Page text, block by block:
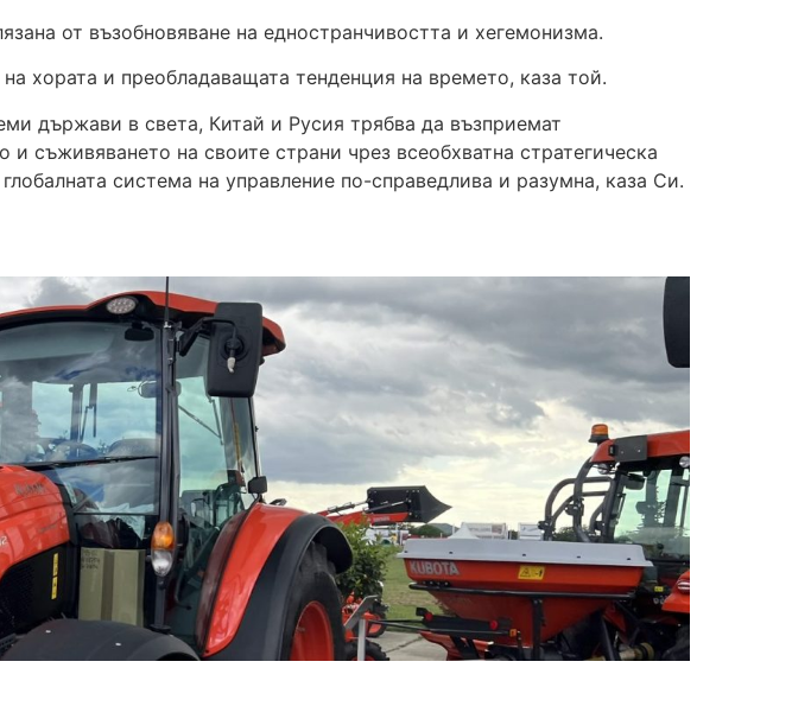
от възобновяване на едностранчивостта и хегемонизма.
хората и преобладаващата тенденция на времето, каза той.
държави в света, Китай и Русия трябва да възприемат
съживяването на своите страни чрез всеобхватна стратегическа
система на управление по-справедлива и разумна, каза Си.